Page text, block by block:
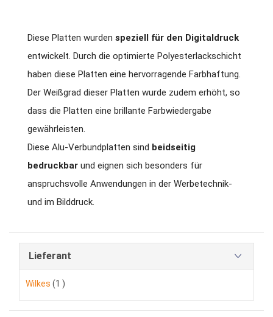
Diese Platten wurden speziell für den Digitaldruck
entwickelt. Durch die optimierte Polyesterlackschicht
haben diese Platten eine hervorragende Farbhaftung.
Der Weißgrad dieser Platten wurde zudem erhöht, so
dass die Platten eine brillante Farbwiedergabe
gewährleisten.
Diese Alu-Verbundplatten sind beidseitig
bedruckbar und eignen sich besonders für
anspruchsvolle Anwendungen in der Werbetechnik-
und im Bilddruck.
Lieferant
Wilkes 1 Artikel